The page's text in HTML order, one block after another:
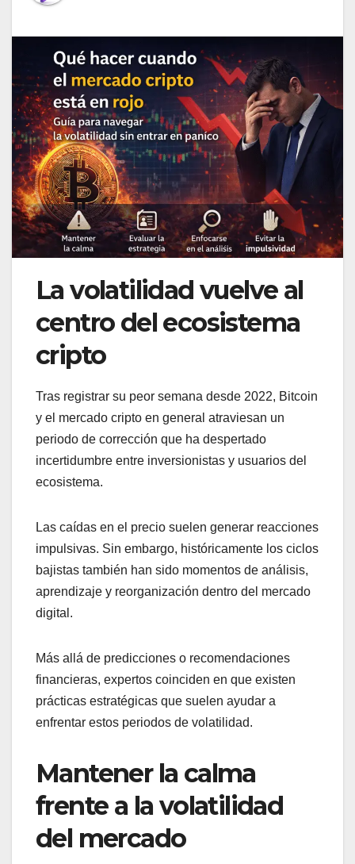
La volatilidad vuelve al
centro del ecosistema
cripto
Tras registrar su peor semana desde 2022, Bitcoin
y el mercado cripto en general atraviesan un
periodo de corrección que ha despertado
incertidumbre entre inversionistas y usuarios del
ecosistema.
Las caídas en el precio suelen generar reacciones
impulsivas. Sin embargo, históricamente los ciclos
bajistas también han sido momentos de análisis,
aprendizaje y reorganización dentro del mercado
digital.
Más allá de predicciones o recomendaciones
financieras, expertos coinciden en que existen
prácticas estratégicas que suelen ayudar a
enfrentar estos periodos de volatilidad.
Mantener la calma
frente a la volatilidad
del mercado